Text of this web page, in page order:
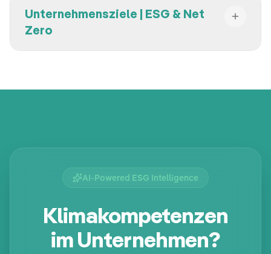
Unternehmensziele | ESG & Net
Zero
AI-Powered ESG Intelligence
Klimakompetenzen
im Unternehmen?